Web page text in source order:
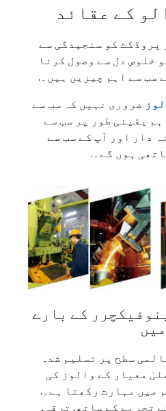
کے عقائد
پروڈکٹ کو سنجیدگی سے
خلوص دل سے وصول کرنا
سب سے اہم چیزیں ہیں۔.
ضروری نہیں کہ سب سے
یقینی طور پر سب سے
دار اور آپ کے سب سے
ہوں گے۔.
کے بارے
میں
سطح پر تسلیم شدہ
معیار کے والوز کی
میں مہارت رکھتا ہے۔.
تجربے کے ساتھ, ترقی,